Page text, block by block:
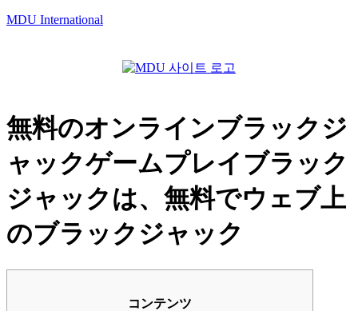
MDU International
Menu
無料のオンラインブラックジ
ャックゲームプレイブラック
ジャックは、無料でウェブ上
のブラックジャック
コンテンツ